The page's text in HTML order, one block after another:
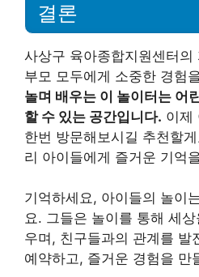
결론
사상구 육아종합지원센터
부모 모두에게 소중한 경험
놀며 배우는 이 놀이터는 어
할 수 있는 공간입니다. 이제
한번 방문해보시길 추천할
리 아이들에게 즐거운 기억
기억하세요, 아이들의 놀이
요. 그들은 놀이를 통해 세
우며, 친구들과의 관계를 발
예약하고, 즐거운 경험을 만